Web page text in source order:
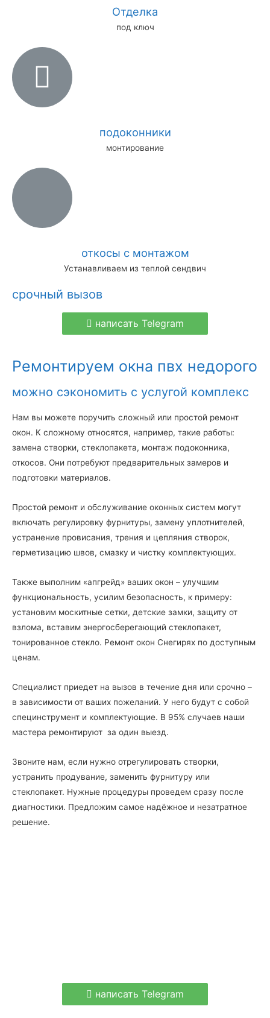
Отделка
под ключ
подоконники
монтирование
откосы с монтажом
Устанавливаем из теплой сендвич
срочный вызов
написать Telegram
Ремонтируем окна пвх недорого
можно сэкономить с услугой комплекс
Нам вы можете поручить сложный или простой ремонт
окон. К сложному относятся, например, такие работы:
замена створки, стеклопакета, монтаж подоконника,
откосов. Они потребуют предварительных замеров и
подготовки материалов.
Простой ремонт и обслуживание оконных систем могут
включать регулировку фурнитуры, замену уплотнителей,
устранение провисания, трения и цепляния створок,
герметизацию швов, смазку и чистку комплектующих.
Также выполним «апгрейд» ваших окон – улучшим
функциональность, усилим безопасность, к примеру:
установим москитные сетки, детские замки, защиту от
взлома, вставим энергосберегающий стеклопакет,
тонированное стекло. Ремонт окон Снегирях по доступным
ценам.
Специалист приедет на вызов в течение дня или срочно –
в зависимости от ваших пожеланий. У него будут с собой
специнструмент и комплектующие. В 95% случаев наши
мастера ремонтируют за один выезд.
Звоните нам, если нужно отрегулировать створки,
устранить продувание, заменить фурнитуру или
стеклопакет. Нужные процедуры проведем сразу после
диагностики. Предложим самое надёжное и незатратное
решение.
написать Telegram